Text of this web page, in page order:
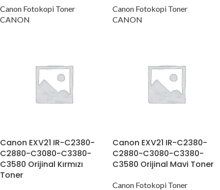
Canon Fotokopi Toner
CANON
Canon Fotokopi Toner
CANON
Canon EXV21 IR-C2380-
C2880-C3080-C3380-
C3580 Orijinal Kırmızı
Toner
Canon EXV21 IR-C2380-
C2880-C3080-C3380-
C3580 Orijinal Mavi Toner
Canon Fotokopi Toner